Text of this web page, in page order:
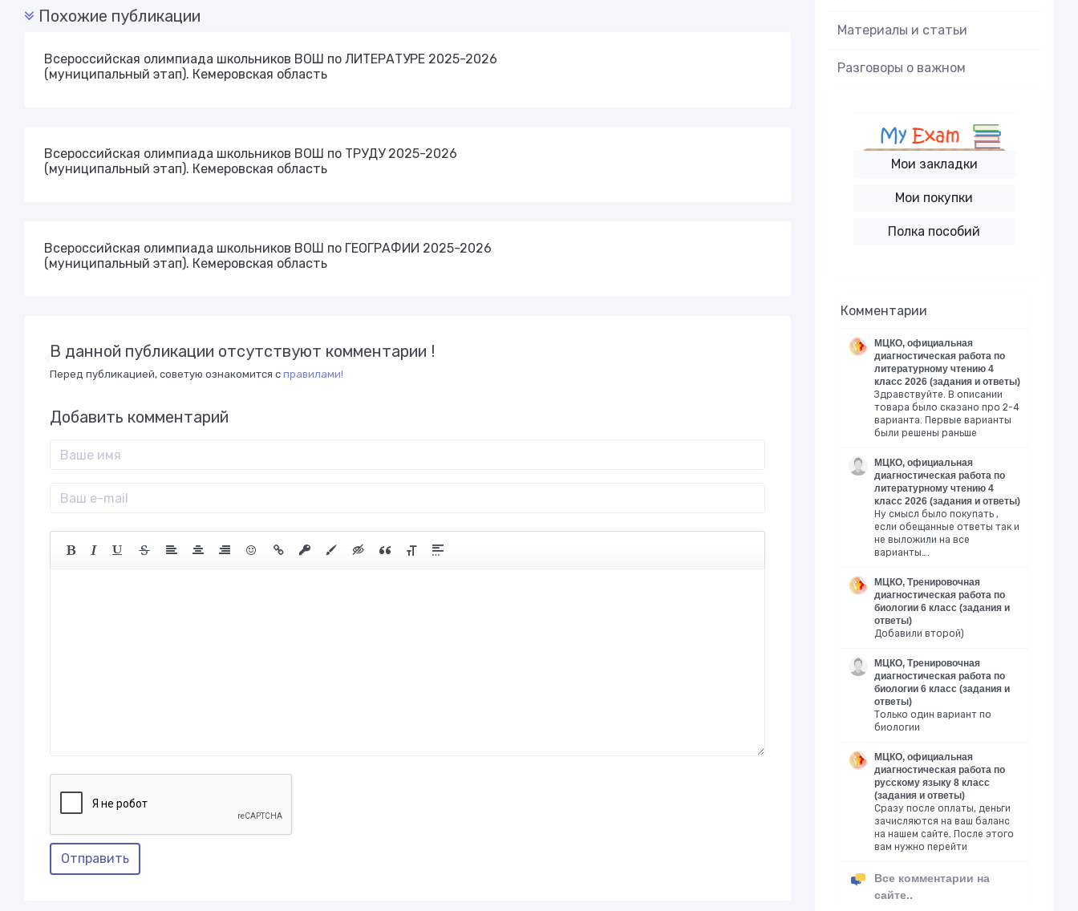
Похожие публикации
Всероссийская олимпиада школьников ВОШ по ЛИТЕРАТУРЕ 2025-2026
(муниципальный этап). Кемеровская область
Всероссийская олимпиада школьников ВОШ по ТРУДУ 2025-2026
(муниципальный этап). Кемеровская область
Всероссийская олимпиада школьников ВОШ по ГЕОГРАФИИ 2025-2026
(муниципальный этап). Кемеровская область
В данной публикации отсутствуют комментарии !
Перед публикацией, советую ознакомится с правилами!
Добавить комментарий
Отправить
Материалы и статьи
Разговоры о важном
Мои закладки
Мои покупки
Полка пособий
Комментарии
МЦКО, официальная
диагностическая работа по
литературному чтению 4
класс 2026 (задания и ответы)
Здравствуйте. В описании
товара было сказано про 2-4
варианта. Первые варианты
были решены раньше
МЦКО, официальная
диагностическая работа по
литературному чтению 4
класс 2026 (задания и ответы)
Ну смысл было покупать ,
если обещанные ответы так и
не выложили на все
варианты….
МЦКО, Тренировочная
диагностическая работа по
биологии 6 класс (задания и
ответы)
Добавили второй)
МЦКО, Тренировочная
диагностическая работа по
биологии 6 класс (задания и
ответы)
Только один вариант по
биологии
МЦКО, официальная
диагностическая работа по
русскому языку 8 класс
(задания и ответы)
Сразу после оплаты, деньги
зачисляются на ваш баланс
на нашем сайте. После этого
вам нужно перейти
Все комментарии на
сайте..